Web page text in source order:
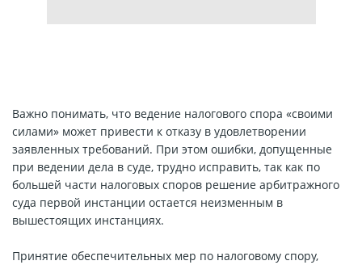
Важно понимать, что ведение налогового спора «своими
силами» может привести к отказу в удовлетворении
заявленных требований. При этом ошибки, допущенные
при ведении дела в суде, трудно исправить, так как по
большей части налоговых споров решение арбитражного
суда первой инстанции остается неизменным в
вышестоящих инстанциях.
Принятие обеспечительных мер по налоговому спору,